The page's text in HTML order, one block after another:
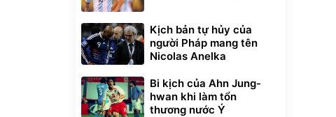
Kịch bản tự hủy của
người Pháp mang tên
Nicolas Anelka
Bi kịch của Ahn Jung-
hwan khi làm tổn
thương nước Ý